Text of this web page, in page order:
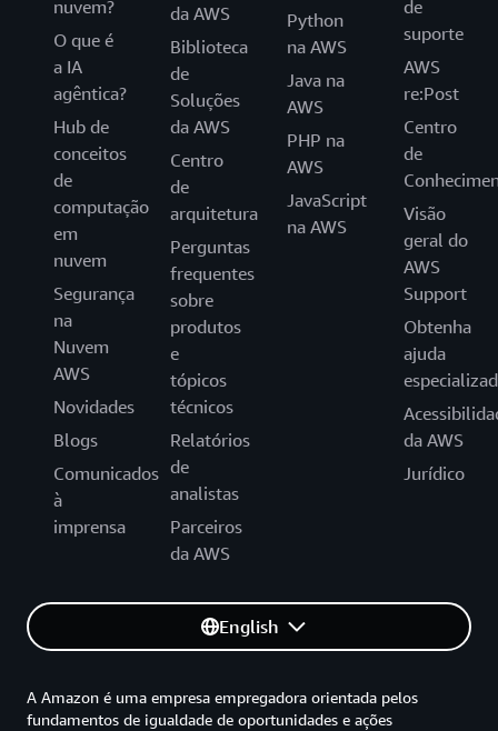
nuvem?
O que é
a IA
agêntica?
Hub de
conceitos
de
computação
em
nuvem
Segurança
na
Nuvem
AWS
Novidades
Blogs
Comunicados
à
imprensa
da AWS
Biblioteca
de
Soluções
da AWS
Centro
de
arquitetura
Perguntas
frequentes
sobre
produtos
e
tópicos
técnicos
Relatórios
de
analistas
Parceiros
da AWS
Python
na AWS
Java na
AWS
PHP na
AWS
JavaScript
na AWS
de
suporte
AWS
re:Post
Centro
de
Visão
geral do
AWS
Support
Obtenha
ajuda
da AWS
Jurídico
English
A Amazon é uma empresa empregadora orientada pelos
fundamentos de igualdade de oportunidades e ações